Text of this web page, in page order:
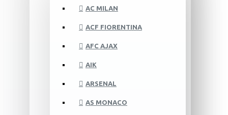
AC MILAN
ACF FIORENTINA
AFC AJAX
AIK
ARSENAL
AS MONACO